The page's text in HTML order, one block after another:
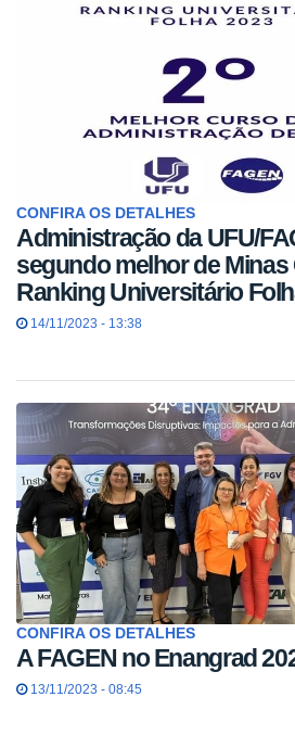
CONFIRA OS DETALHES
Administração da UFU/
segundo melhor de Minas
Ranking Universitário
14/11/2023 - 13:38
CONFIRA OS DETALHES
A FAGEN no Enangrad
13/11/2023 - 08:45